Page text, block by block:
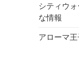
シティウ
な情報
アローマ